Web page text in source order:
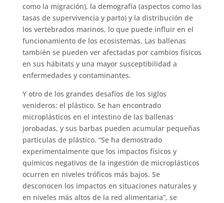
como la migración), la demografía (aspectos como las
tasas de supervivencia y parto) y la distribución de
los vertebrados marinos, lo que puede influir en el
funcionamiento de los ecosistemas. Las ballenas
también se pueden ver afectadas por cambios físicos
en sus hábitats y una mayor susceptibilidad a
enfermedades y contaminantes.
Y otro de los grandes desafíos de los siglos
venideros: el plástico. Se han encontrado
microplásticos en el intestino de las ballenas
jorobadas, y sus barbas pueden acumular pequeñas
partículas de plástico. “Se ha demostrado
experimentalmente que los impactos físicos y
químicos negativos de la ingestión de microplásticos
ocurren en niveles tróficos más bajos. Se
desconocen los impactos en situaciones naturales y
en niveles más altos de la red alimentaria”, se